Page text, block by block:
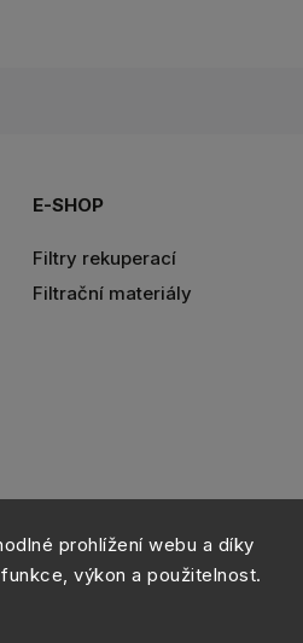
prohlížení webu a díky
výkon a použitelnost.
E-SHOP
Filtry rekuperací
Filtrační materiály